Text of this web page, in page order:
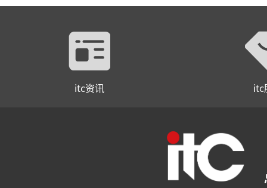
itc资讯 itc